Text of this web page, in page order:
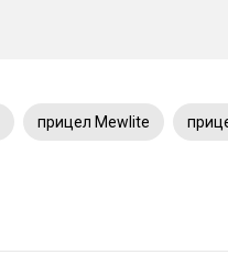
прицел Mewlite